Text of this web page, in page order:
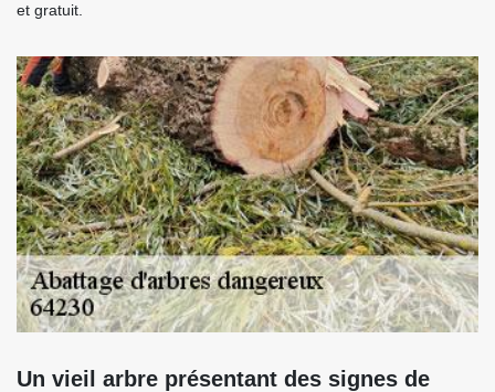
et gratuit.
Un vieil arbre présentant des signes de